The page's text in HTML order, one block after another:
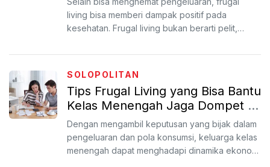
living bisa memberi dampak positif pada
kesehatan. Frugal living bukan berarti pelit,
SOLOPOLITAN
Tips Frugal Living yang Bisa Bantu
Kelas Menengah Jaga Dompet In
This Economy
Dengan mengambil keputusan yang bijak dalam
pengeluaran dan pola konsumsi, keluarga kelas
menengah dapat menghadapi dinamika ekonomi